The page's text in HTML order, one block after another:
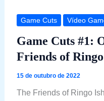
Game Cuts Vídeo
Game Cuts #1:
Friends of
15 de outubro de 2022
The Friends of Ringo